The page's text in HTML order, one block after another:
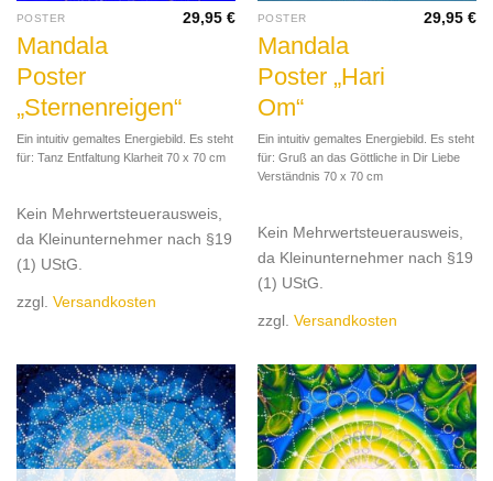
POSTER
Mandala
Poster
„Sternenreigen“
29,95€
Ein intuitiv gemaltes Energiebild. Es steht
für: Tanz Entfaltung Klarheit 70 x 70 cm
Kein Mehrwertsteuerausweis,
da Kleinunternehmer nach §19
(1) UStG.
zzgl. Versandkosten
POSTER
Mandala
Poster „Hari
Om“
29,95€
Ein intuitiv gemaltes Energiebild. Es steht
für: Gruß an das Göttliche in Dir Liebe
Verständnis 70 x 70 cm
Kein Mehrwertsteuerausweis,
da Kleinunternehmer nach §19
(1) UStG.
zzgl. Versandkosten